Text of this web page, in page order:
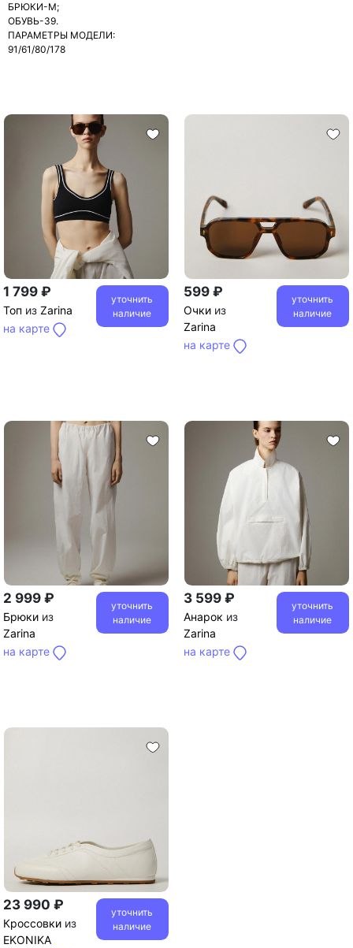
БРЮКИ-М;
ОБУВЬ-39.
ПАРАМЕТРЫ МОДЕЛИ:
91/61/80/178
1 799 ₽
Топ из Zarina
на карте
уточнить
наличие
599 ₽
Очки из
Zarina
на карте
уточнить
наличие
2 999 ₽
Брюки из
Zarina
на карте
уточнить
наличие
3 599 ₽
Анарок из
Zarina
на карте
уточнить
наличие
23 990 ₽
Кроссовки из
EKONIKA
уточнить
наличие